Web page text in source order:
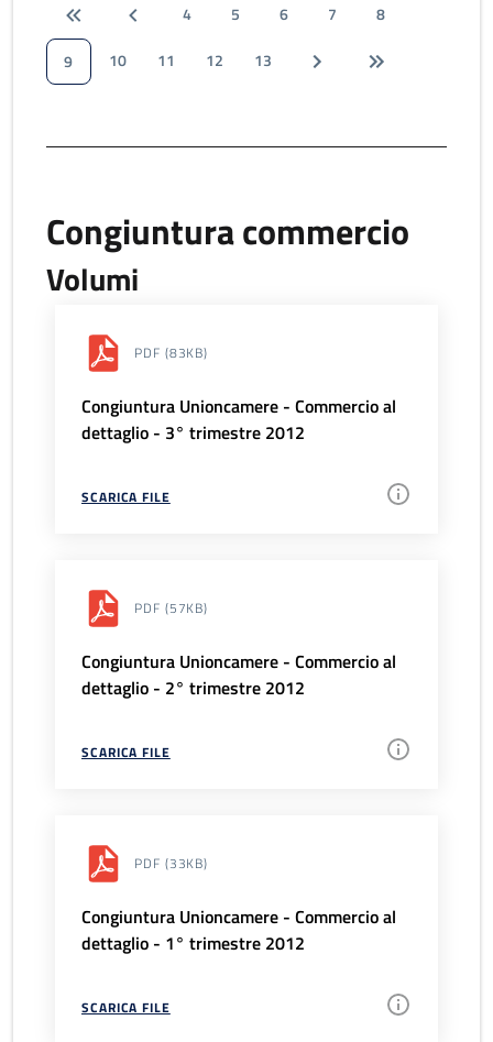
4 5 6 7
8
9
10 11 12 13
Congiuntura commercio
Volumi
PDF (83KB)
Congiuntura Unioncamere - Commercio al
dettaglio - 3° trimestre 2012
SCARICA FILE
PDF (57KB)
Congiuntura Unioncamere - Commercio al
dettaglio - 2° trimestre 2012
SCARICA FILE
PDF (33KB)
Congiuntura Unioncamere - Commercio al
dettaglio - 1° trimestre 2012
SCARICA FILE